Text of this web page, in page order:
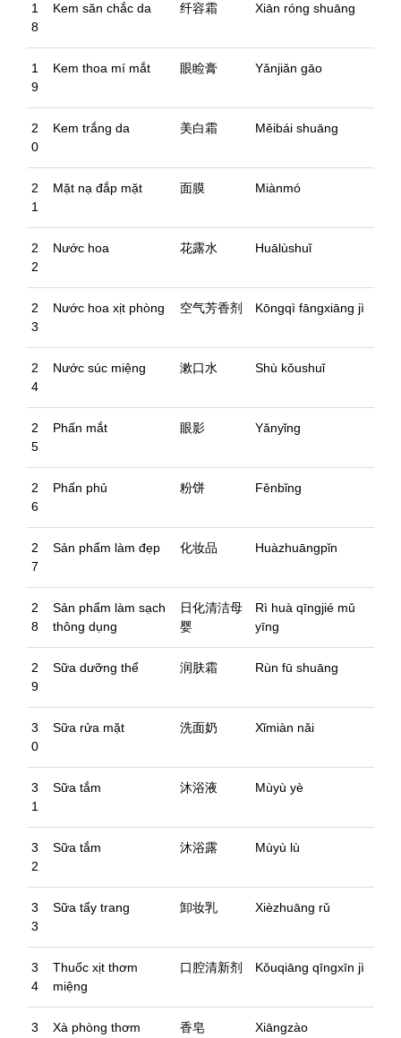
1
8
Kem săn chắc da 纤容霜 Xiān róng shuāng
1
9
Kem thoa mí mắt 眼睑膏 Yǎnjiǎn gāo
2
0
Kem trắng da 美白霜 Měibái shuāng
2
1
Mặt nạ đắp mặt 面膜 Miànmó
2
2
Nước hoa 花露水 Huālùshuǐ
2
3
Nước hoa xịt phòng 空气芳香剂 Kōngqì fāngxiāng jì
2
4
Nước súc miệng 漱口水 Shù kǒushuǐ
2
5
Phấn mắt 眼影 Yǎnyǐng
2
6
Phấn phủ 粉饼 Fěnbǐng
2
7
Sản phẩm làm đẹp 化妆品 Huàzhuāngpǐn
2
8
Sản phẩm làm sạch
thông dụng
日化清洁母
婴
Rì huà qīngjié mǔ
yīng
2
9
Sữa dưỡng thể 润肤霜 Rùn fū shuāng
3
0
Sữa rửa mặt 洗面奶 Xǐmiàn nǎi
3
1
Sữa tắm 沐浴液 Mùyù yè
3
2
Sữa tắm 沐浴露 Mùyù lù
3
3
Sữa tẩy trang 卸妆乳 Xièzhuāng rǔ
3
4
Thuốc xịt thơm
miệng
口腔清新剂 Kǒuqiāng qīngxīn jì
3 Xà phòng thơm 香皂 Xiāngzào